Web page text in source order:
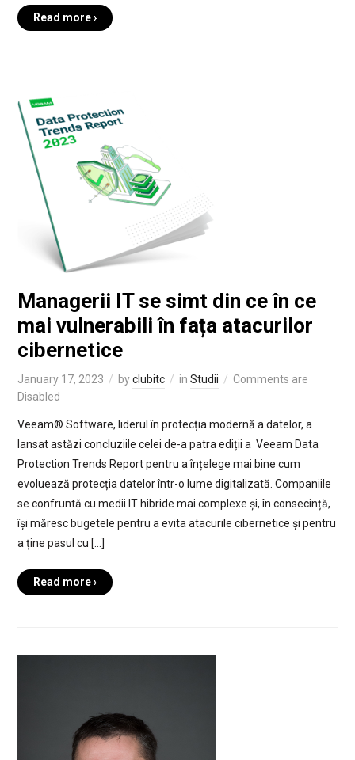
Read more ›
Managerii IT se simt din ce în ce
mai vulnerabili în fața atacurilor
cibernetice
January 17, 2023 byclubitc in Studii
Comments are
Disabled
Veeam® Software, liderul în protecția modernă a datelor, a
lansat astăzi concluziile celei de-a patra ediții a Veeam Data
Protection Trends Report pentru a înțelege mai bine cum
evoluează protecția datelor într-o lume digitalizată. Companiile
se confruntă cu medii IT hibride mai complexe și, în consecință,
își măresc bugetele pentru a evita atacurile cibernetice și pentru
a ține pasul cu […]
Read more ›